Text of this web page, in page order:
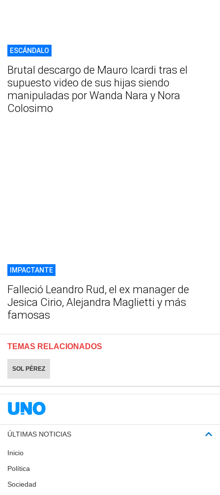
ESCÁNDALO
Brutal descargo de Mauro Icardi tras el
supuesto video de sus hijas siendo
manipuladas por Wanda Nara y Nora
Colosimo
IMPACTANTE
Falleció Leandro Rud, el ex manager de
Jesica Cirio, Alejandra Maglietti y más
famosas
TEMAS RELACIONADOS
SOL PÉREZ
ÚLTIMAS NOTICIAS
Inicio
Política
Sociedad